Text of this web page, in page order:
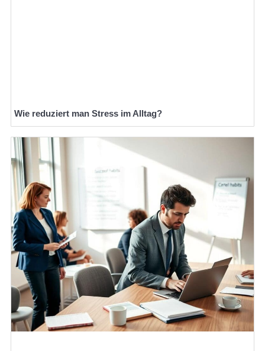
Wie reduziert man Stress im Alltag?